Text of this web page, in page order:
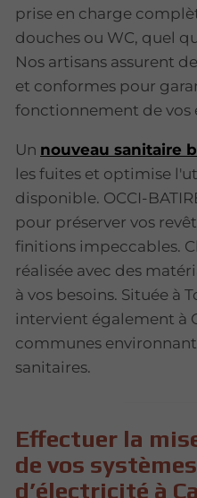
prise en charge
douches ou WC, quel
Nos artisans assurent
et conformes pour
fonctionnement de vos
Un nouveau sanitaire
les fuites et optimise
disponible. OCCI-
pour préserver vos
finitions impeccables.
réalisée avec des
à vos besoins. Située à
intervient également à
communes
sanitaires.
Effectuer la
de vos
d’électricité à